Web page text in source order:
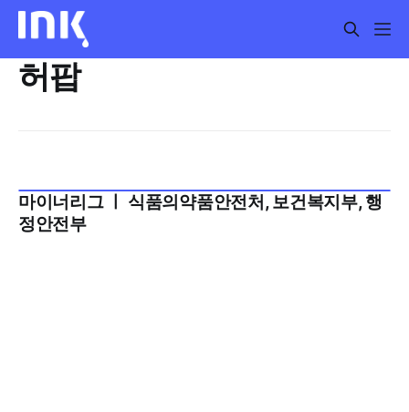
허팝
2023년 8월 5주
마이너리그 ㅣ 식품의약품안전처, 보건복지부, 행
정안전부